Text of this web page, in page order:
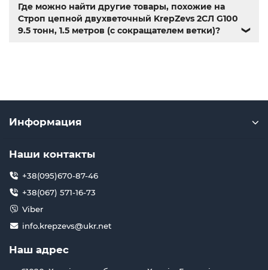
Где можно найти другие товары, похожие на
Строп цепной двухветочный KrepZevs 2СЛ G100
9.5 тонн, 1.5 метров (с сокращателем ветки)?
❯
Информация
Наши контакты
+38(095)670-87-46
+38(067) 571-16-73
Viber
info.krepzevs@ukr.net
Наш адрес